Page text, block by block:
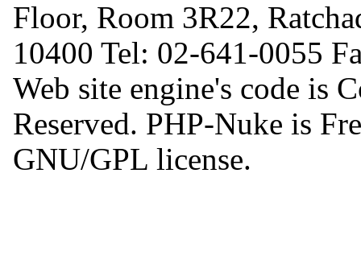
Floor, Room 3R22,
10400 Tel: 02-641-0055
Web site engine's code is
Reserved. PHP-Nuke is
GNU/GPL license.